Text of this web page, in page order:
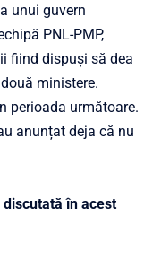
unui guvern
PNL-PMP,
fiind dispuși să dea
ministere.
perioada următoare.
anunțat deja că nu
în acest